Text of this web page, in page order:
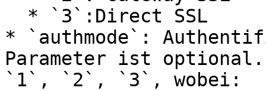
* `authmode`:
Parameter ist
`1`, `2`, `3`, wobei: